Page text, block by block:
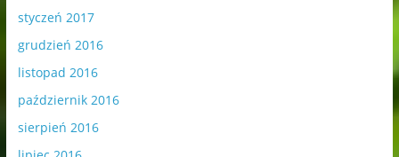
styczeń 2017
grudzień 2016
listopad 2016
październik 2016
sierpień 2016